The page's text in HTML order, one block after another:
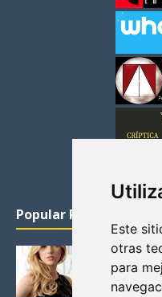
Este
otras
para
Popular Posts
KATHERYN
VIKINGOS
Junio 14, 2013